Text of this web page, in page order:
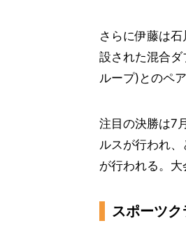
さらに伊藤は
設された混合
ループ)とのペ
注目の決勝は7
ルスが行われ
が行われる。大
スポーツ